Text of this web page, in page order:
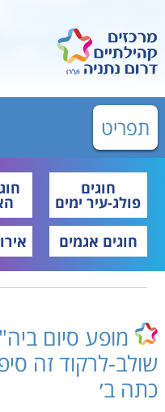
תפריט
חוגים
פולג-עיר ימים
חוגים אגמים
מופע סיום
שולב-לרקוד זה
כתה ב׳